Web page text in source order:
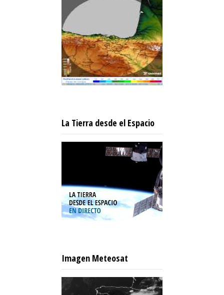
La Tierra desde el Espacio
Imagen Meteosat